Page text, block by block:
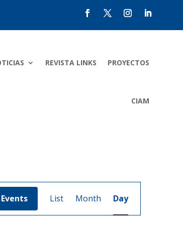
REVISTA LINKS PROYECTOS
CIAM
Event
Views
List Month Day